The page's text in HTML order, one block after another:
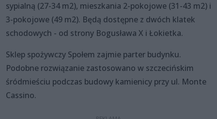
sypialną (27-34 m2), mieszkania 2-pokojowe (31-43 m2) i
3-pokojowe (49 m2). Będą dostępne z dwóch klatek
schodowych - od strony Bogusława X i Łokietka.
Sklep spożywczy Społem zajmie parter budynku.
Podobne rozwiązanie zastosowano w szczecińskim
śródmieściu podczas budowy kamienicy przy ul. Monte
Cassino.